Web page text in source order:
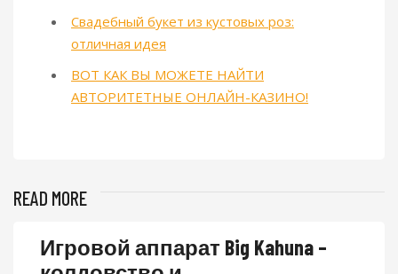
Свадебный букет из кустовых роз:
отличная идея
ВОТ КАК ВЫ МОЖЕТЕ НАЙТИ
АВТОРИТЕТНЫЕ ОНЛАЙН-КАЗИНО!
READ MORE
Игровой аппарат Big Kahuna –